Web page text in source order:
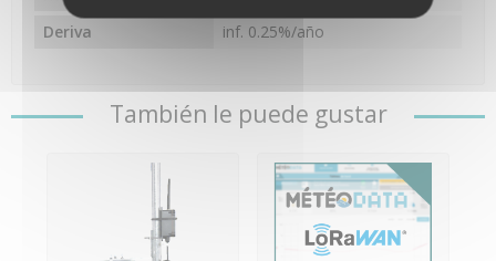
Deriva
inf. 0.25%/año
También le puede gustar